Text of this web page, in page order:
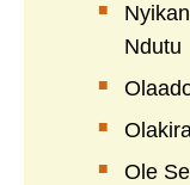
Ndutu
Ole